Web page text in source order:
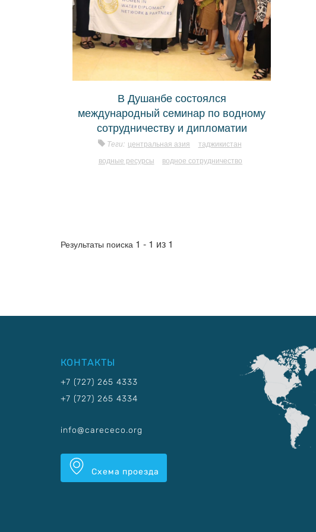
В Душанбе состоялся
международный семинар по водному
сотрудничеству и дипломатии
Теги: центральная азия
таджикистан
водные ресурсы
водное сотрудничество
Результаты поиска 1 - 1 из 1
КОНТАКТЫ
+7 (727) 265 4333
+7 (727) 265 4334
info@carececo.org
Схема проезда